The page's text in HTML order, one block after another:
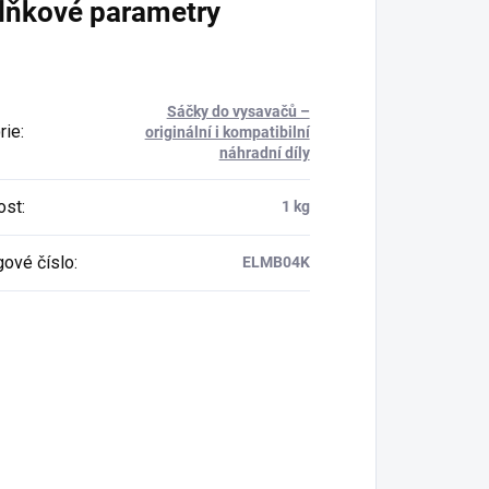
parametry
:
Sáčky do vysavačů –
originální i kompatibilní
náhradní díly
: 1 kg
číslo: ELMB04K